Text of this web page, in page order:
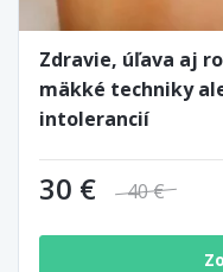
Zdravie, úľava aj
mäkké techniky
intolerancií
30 € 40 €